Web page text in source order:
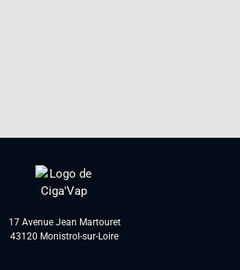
17 Avenue Jean Martouret
43120 Monistrol-sur-Loire